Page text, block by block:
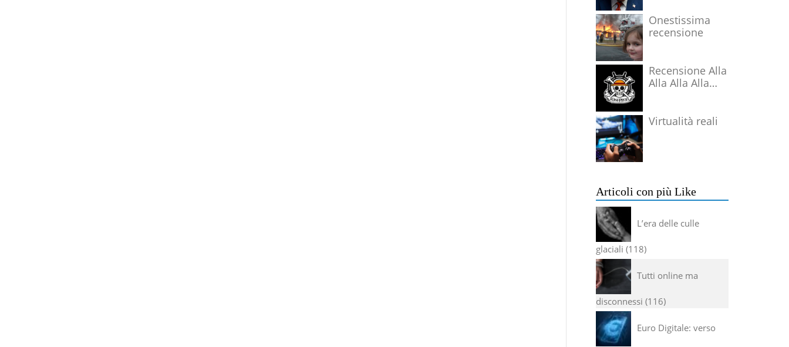
Onestissima
recensione
Recensione Alla
Alla Alla Alla
Virtualità reali
Articoli con più Like
L’era delle culle
glaciali 118
Tutti online ma
disconnessi 116
Euro Digitale: verso